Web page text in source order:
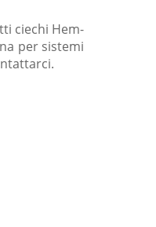
ciechi Hem-
per sistemi